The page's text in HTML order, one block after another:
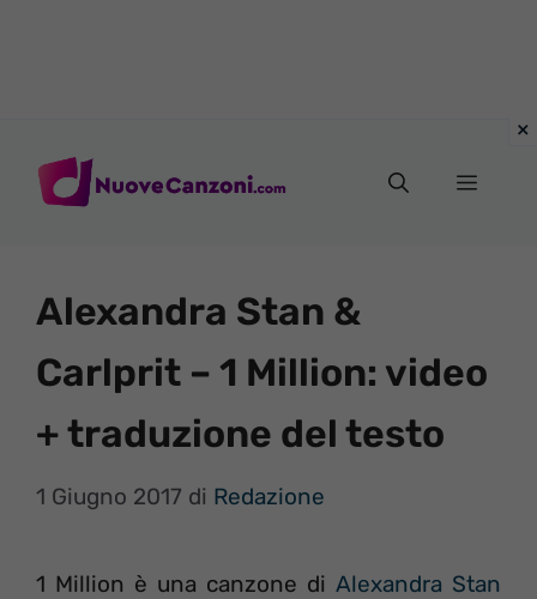
Menu
Alexandra Stan &
Carlprit – 1 Million: video
+ traduzione del testo
1 Giugno 2017 di Redazione
1 Million è una canzone di Alexandra Stan